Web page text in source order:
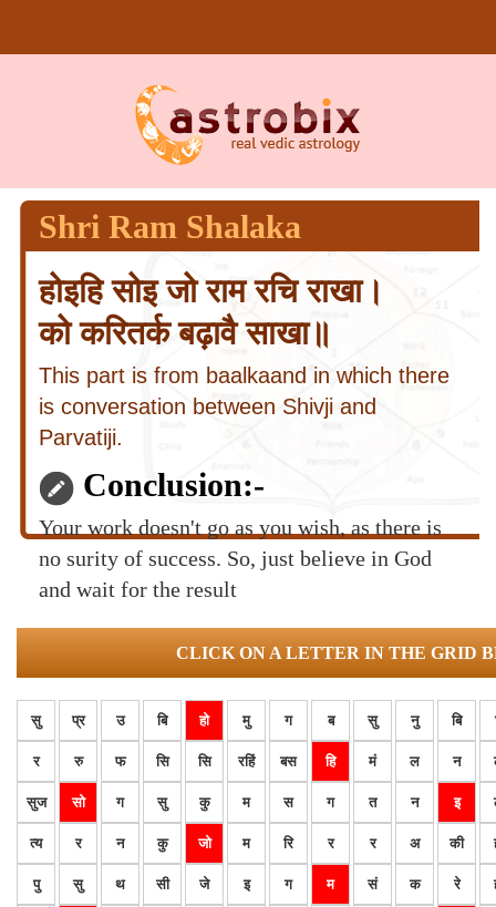
Shri Ram Shalaka
होइहि सोइ जो राम रचि राखा।
को करितर्क बढ़ावै साखा॥
This part is from baalkaand in which there
is conversation between Shivji and
Parvatiji.
Conclusion:-
Your work doesn't go as you wish, as there is
no surity of success. So, just believe in God
and wait for the result
CLICK ON A LETTER IN THE GRID
सु प्र उ बि हो मु ग ब सु नु बि
र रु फ सि सि रहिं बस हि मं ल न
सुज सो ग सु कु म स ग त न इ
त्य र न कु जो म रि र र अ की
पु सु थ सी जे इ ग म सं क रे